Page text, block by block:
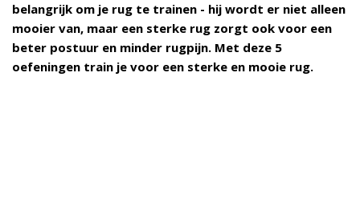
belangrijk om je rug te trainen - hij wordt er niet alleen
mooier van, maar een sterke rug zorgt ook voor een
beter postuur en minder rugpijn. Met deze 5
oefeningen train je voor een sterke en mooie rug.